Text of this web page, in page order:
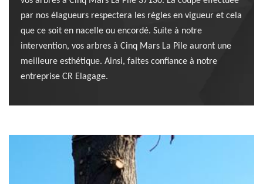
par nos élagueurs respectera les règles en vigueur et cela
que ce soit en nacelle ou encordé. Suite à notre
intervention, vos arbres à Cinq Mars La Pile auront une
meilleure esthétique. Ainsi, faites confiance à notre
entreprise CR Elagage.